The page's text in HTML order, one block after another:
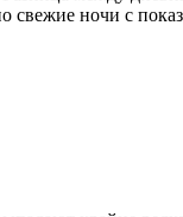
ночи с